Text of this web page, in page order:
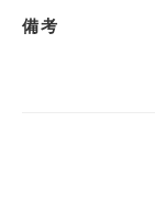
備考